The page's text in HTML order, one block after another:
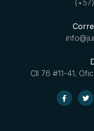
Cll 76 #11-41.